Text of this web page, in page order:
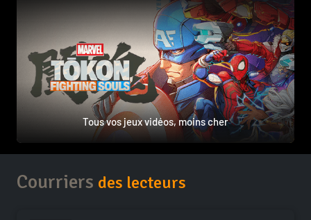
Tous vos jeux vidéos, moins cher
Courriers des lecteurs